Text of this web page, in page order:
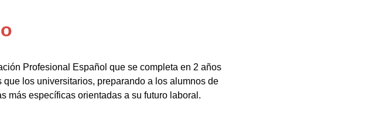
Profesional Español que se completa en 2 años
los universitarios, preparando a los alumnos de
más específicas orientadas a su futuro laboral.